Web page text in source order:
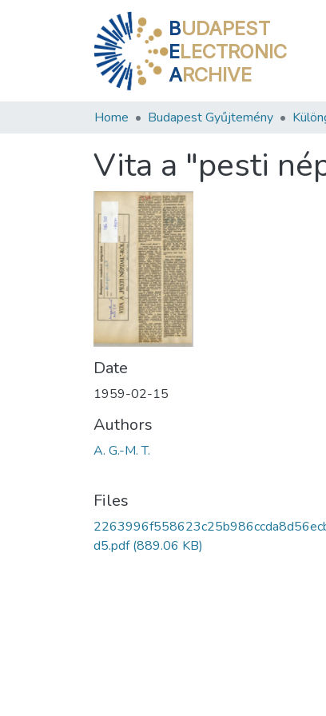
BUDAPEST
ELECTRONIC
ARCHIVE
Home Budapest Gyűjtemény
Vita a "pesti
Date
1959-02-15
Authors
A. G.-M. T.
Files
d5.pdf(889.06 KB)